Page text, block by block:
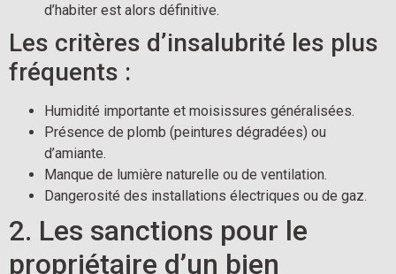
d’habiter est alors définitive.
Les critères d’insalubrité les plus
fréquents :
Humidité importante et moisissures généralisées.
Présence de plomb (peintures dégradées) ou
d’amiante.
Manque de lumière naturelle ou de ventilation.
Dangerosité des installations électriques ou de gaz.
2. Les sanctions pour le
propriétaire d’un bien